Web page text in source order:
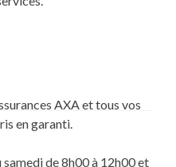
AXA et tous vos
en garanti.
de 8h00 à 12h00 et